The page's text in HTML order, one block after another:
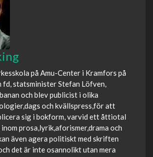
på Amu-Center i Kramfors på
statsminister Stefan Löfven,
och blev publicist i olika
och kvällspress,för att
sig i bokform, varvid ett åttiotal
prosa,lyrik,aforismer,drama och
även agera politiskt med skriften
det är inte osannolikt utan mera